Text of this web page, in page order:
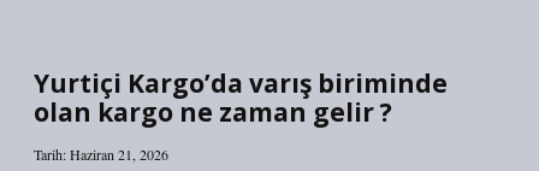
Yurtiçi Kargo’da varış biriminde
olan kargo ne zaman gelir ?
Tarih: Haziran 21, 2026